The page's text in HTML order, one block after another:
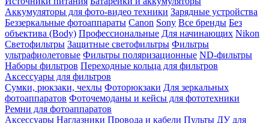
Аккумуляторы для фото-видео техники Зарядные устройства
Беззеркальные фотоаппараты Canon Sony Все бренды Без
объектива (Body) Профессиональные Для начинающих Nikon
Светофильтры Защитные светофильтры Фильтры
ультрафиолетовые Фильтры поляризационные ND-фильтры
Наборы фильтров Переходные кольца для фильтров
Аксессуары для фильтров
Сумки, рюкзаки, чехлы Фоторюкзаки Для зеркальных
фотоаппаратов Фоточемоданы и кейсы для фототехники
Ремни для фотоаппаратов
Аксессуары Наглазники Провода и кабели Пульты ДУ для